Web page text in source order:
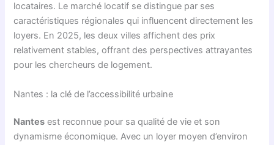
locataires. Le marché locatif se distingue par ses
caractéristiques régionales qui influencent directement les
loyers. En 2025, les deux villes affichent des prix
relativement stables, offrant des perspectives attrayantes
pour les chercheurs de logement.
Nantes : la clé de l’accessibilité urbaine
Nantes est reconnue pour sa qualité de vie et son
dynamisme économique. Avec un loyer moyen d’environ